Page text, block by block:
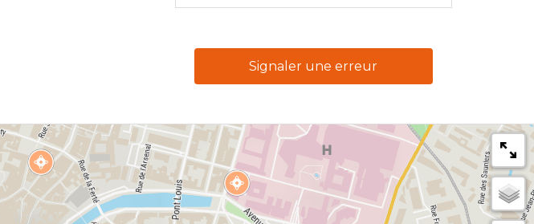
Signaler une erreur